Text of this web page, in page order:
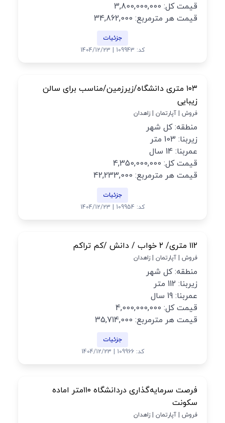
قیمت کل: 3,800,000,000
قیمت هر مترمربع: 34,862,000
جزئیات
کد: 109943 | 1404/12/23
۱۰۳ متری دانشگاه/زیرزمین/مناسب برای سالن
زیبایی
فروش | آپارتمان | زاهدان
منطقه: کل شهر
زیربنا: 103 متر
عمربنا: 14 سال
قیمت کل: 4,350,000,000
قیمت هر مترمربع: 42,233,000
جزئیات
کد: 109954 | 1404/12/23
۱۱۲ متری/ ۲ خواب / دانش /کم تراکم
فروش | آپارتمان | زاهدان
منطقه: کل شهر
زیربنا: 112 متر
عمربنا: 19 سال
قیمت کل: 4,000,000,000
قیمت هر مترمربع: 35,714,000
جزئیات
کد: 109966 | 1404/12/23
فرصت سرمایه‌گذاری دردانشگاه ۱۱۰متر اماده
سکونت
فروش | آپارتمان | زاهدان